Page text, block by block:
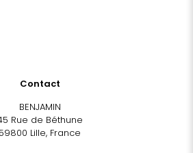
Contact
BENJAMIN
Rue de Béthune
59800 Lille, France